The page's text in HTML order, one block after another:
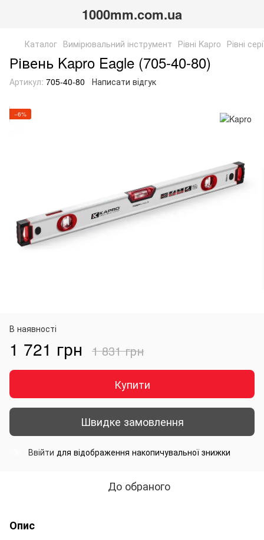
1000mm.com.ua
Каталог Вимірювальний інструмент Рівні Kapro Рівні
Рівень Kapro Eagle (705-40-80)
Артикул: 705-40-80 Написати відгук
−6%
В наявності
1 721 грн 1 831 грн
Купити
Швидке замовлення
Ввійти для відображення накопичувальної знижки
До обраного
Опис